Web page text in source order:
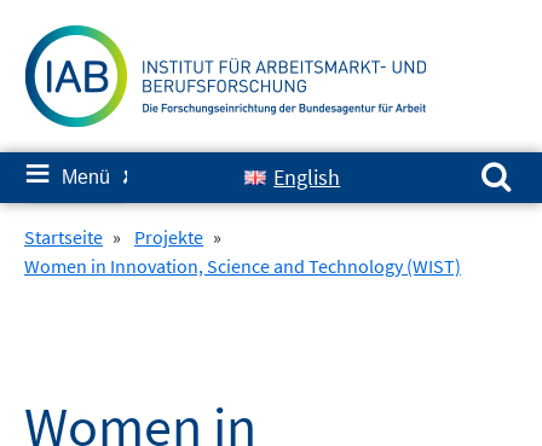
zum
Inhalt
≡ Menü ✘ English
Suchen nach:
Startseite » Projekte »
Women in Innovation, Science and Technology (WIST)
Women in